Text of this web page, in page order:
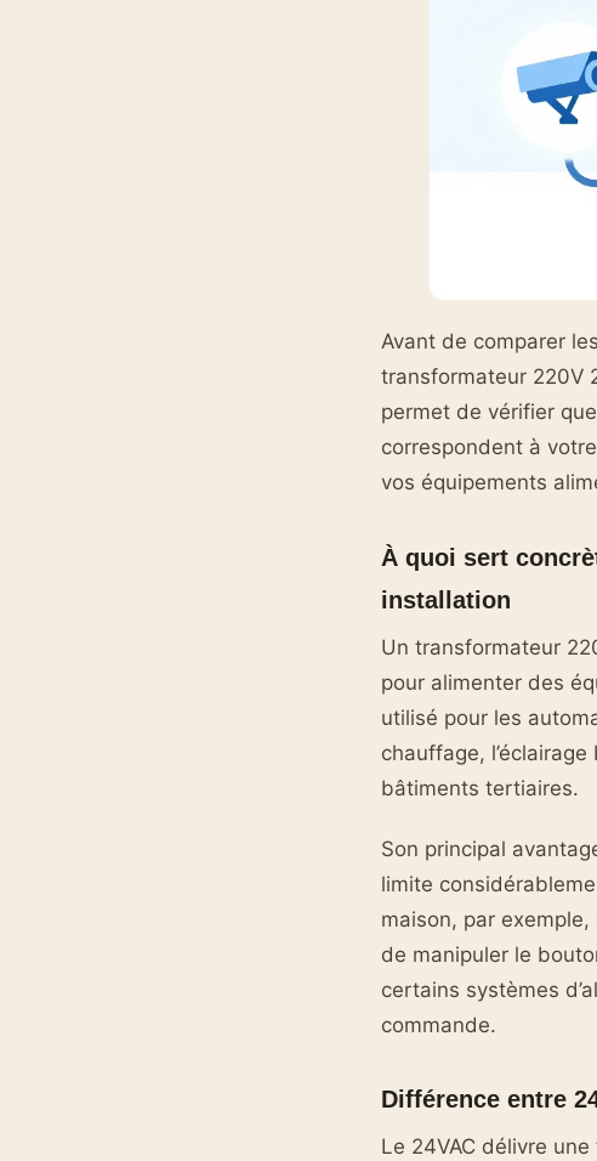
Avant de comparer
transformateur 220V
permet de vérifier
correspondent à
vos équipements
À quoi sert
installation
Un transformateur
pour alimenter des
utilisé pour les
chauffage,
bâtiments tertiaires.
Son principal
limite
maison, par
de manipuler le
certains systèmes
commande.
Différence entre
Le 24VAC délivre